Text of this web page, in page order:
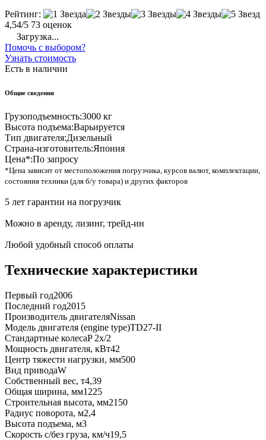
Рейтинг:
4,54/5 73 оценок
Загрузка...
Помочь с выбором?
Узнать стоимость
Есть в наличии
Общие сведения
Грузоподъемность:3000 кг
Высота подъема:Варьируется
Тип двигателя:Дизельный
Страна-изготовитель:Япония
Цена*:По запросу
*Цена зависит от местоположения погрузчика, курсов валют, комплектации,
состояния техники (для б/у товара) и других факторов
5 лет гарантии на погрузчик
Можно в аренду, лизинг, трейд-ин
Любой удобный способ оплаты
Технические характеристики
Первый год2006
Последний год2015
Производитель двигателяNissan
Модель двигателя (engine type)TD27-II
Стандартные колесаP 2x/2
Мощность двигателя, кВт42
Центр тяжести нагрузки, мм500
Вид приводаW
Собственный вес, т4,39
Общая ширина, мм1225
Строительная высота, мм2150
Радиус поворота, м2,4
Высота подъема, м3
Скорость с/без груза, км/ч19,5